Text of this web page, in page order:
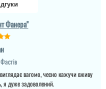
Фанера"
Фастів
вагомо, чесно кажучи вживу
я дуже задоволений.